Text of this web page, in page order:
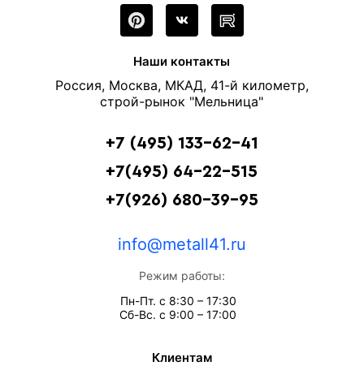
Наши контакты
Россия, Москва, МКАД, 41-й километр,
строй-рынок "Мельница"
+7 (495) 133-62-41
+7(495) 64-22-515
+7(926) 680-39-95
info@metall41.ru
Режим работы:
Пн-Пт. с 8:30 – 17:30
Сб-Вс. с 9:00 – 17:00
Клиентам